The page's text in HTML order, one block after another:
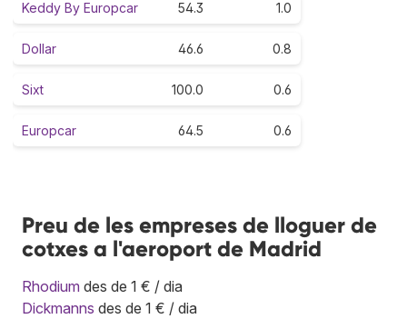
Keddy By Europcar 54.3 1.0
Dollar 46.6 0.8
Sixt 100.0 0.6
Europcar 64.5 0.6
Preu de les empreses de lloguer de
cotxes a l'aeroport de Madrid
Rhodium des de 1 € / dia
Dickmanns des de 1 € / dia